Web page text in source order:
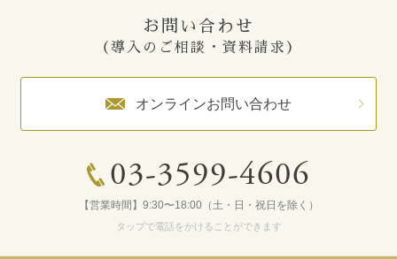
お問い合わせ
（導入のご相談・資料請求）
オンラインお問い合わせ
03-3599-4606
【営業時間】9:30〜18:00（土・日・祝日を除く）
タップで電話をかけることができます